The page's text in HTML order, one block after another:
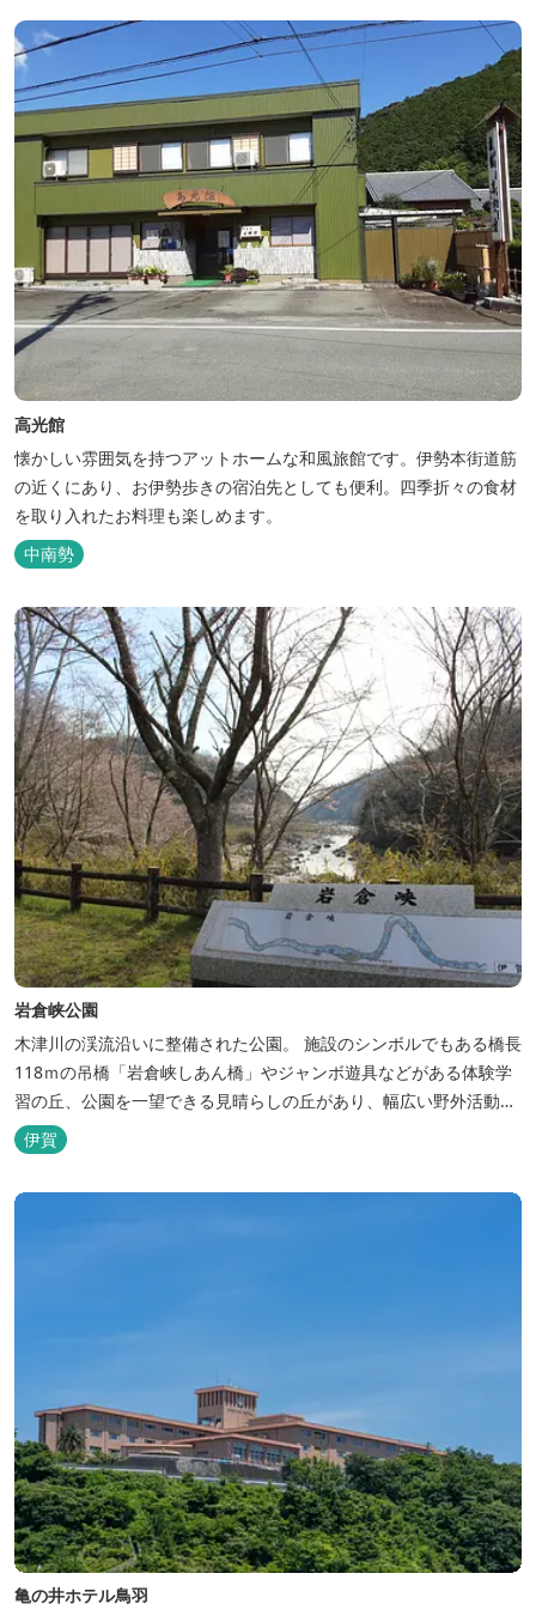
族風呂（有料）、足湯に湯上がり処などもございますので、湯浴み
の一日をお過ごしいた...
高光館
懐かしい雰囲気を持つアットホームな和風旅館です。伊勢本街道筋
の近くにあり、お伊勢歩きの宿泊先としても便利。四季折々の食材
を取り入れたお料理も楽しめます。
中南勢
岩倉峡公園
木津川の渓流沿いに整備された公園。 施設のシンボルでもある橋長
118ｍの吊橋「岩倉峡しあん橋」やジャンボ遊具などがある体験学
習の丘、公園を一望できる見晴らしの丘があり、幅広い野外活動に
利用できるキャンプ場も併設されています。 川沿いには島ヶ原温泉
やぶっちゃに至る「川辺の道」があり、旧岩倉水力発電所跡の水路
遺構を見ることができたり、春は桜、秋は紅葉の名所として楽しめ
伊賀
亀の井ホテル鳥羽